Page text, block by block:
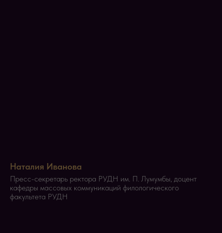
Наталия Иванова
Пресс-секретарь ректора РУДН им. П. Лумумбы, доцент
кафедры массовых коммуникаций филологического
факультета РУДН